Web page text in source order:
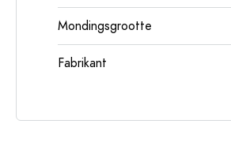
Mondingsgrootte
Fabrikant